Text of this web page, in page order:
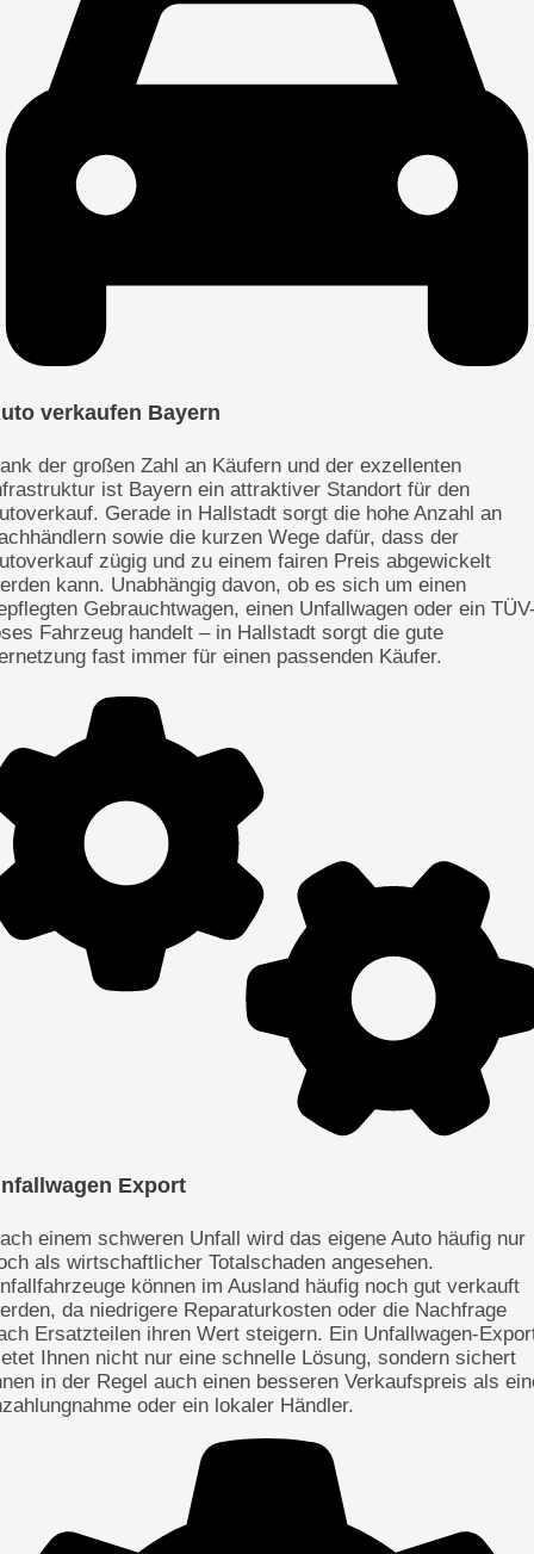
verkaufen Bayern
der großen Zahl an Käufern und der exzellenten
ist Bayern ein attraktiver Standort für den
Gerade in Hallstadt sorgt die hohe Anzahl an
sowie die kurzen Wege dafür, dass der
zügig und zu einem fairen Preis abgewickelt
kann. Unabhängig davon, ob es sich um einen
Gebrauchtwagen, einen Unfallwagen oder ein
Fahrzeug handelt – in Hallstadt sorgt die gute
fast immer für einen passenden Käufer.
Export
einem schweren Unfall wird das eigene Auto häufig nur
als wirtschaftlicher Totalschaden angesehen.
können im Ausland häufig noch gut verkauft
da niedrigere Reparaturkosten oder die Nachfrage
Ersatzteilen ihren Wert steigern. Ein Unfallwagen-
Ihnen nicht nur eine schnelle Lösung, sondern sichert
in der Regel auch einen besseren Verkaufspreis als
oder ein lokaler Händler.